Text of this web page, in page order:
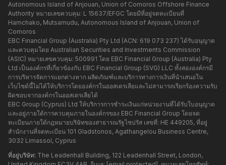
Autonomous Island of Anjouan, Union of Comoros Offshore Finance
Authority หมายเลขควบคุม: L 15637/EFGC โดยมีที่อยู่จดทะเบียนที่
Hamchako, Mutsamudu, Autonomous Island of Anjouan, Union of
Comoros
EBC Financial Group (Australia) Pty Ltd (ACN: 619 073 237) ได้รับอนุญาต
และควบคุมโดย Australian Securities and Investments Commission
(ASIC) หมายเลขควบคุม: 500991 โดย EBC Financial Group (Australia) Pty
Ltd เป็นองค์กรที่เกี่ยวข้องกับ EBC Financial Group (SVG) LLC ทั้งสององค์กรมี
การบริหารจัดการแยกต่างหาก ผลิตภัณฑ์และบริการทางการเงินที่นำเสนอใน
เว็บไซต์นี้ไม่ได้ให้บริการโดยองค์กรในออสเตรเลียและไม่สามารถเรียกร้องความรับ
ผิดชอบจากองค์กรในออสเตรเลียได้
EBC Group (Cyprus) Ltd ให้บริการการชำระเงินแก่หน่วยงานที่ได้รับใบอนุญาต
และอยู่ภายใต้การควบคุมภายในองค์กรของ EBC Financial Group โดยจด
ทะเบียนภายใต้กฎหมายบริษัทของสาธารณรัฐไซปรัส เลขที่: HE 449205, ที่อยู่
สำนักงานที่จดทะเบียน 101 Gladstonos, Agathangelou Business Centre,
3032 Limassol, Cyprus
ที่อยู่บริษัท: The Leadenhall Building, 122 Leadenhall Street, London,